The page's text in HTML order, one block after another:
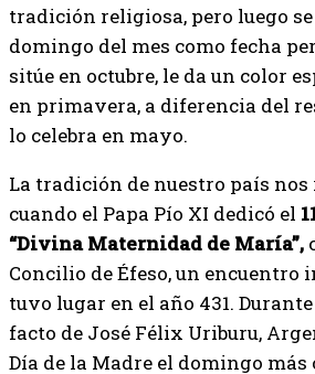
tradición religiosa, pero luego
domingo del mes como fecha
sitúe en octubre, le da un color
en primavera, a diferencia del
lo celebra en mayo.
La tradición de nuestro país nos
cuando el Papa Pío XI dedicó el
“Divina Maternidad de María”,
Concilio de Éfeso, un encuentro
tuvo lugar en el año 431.
facto de José Félix Uriburu,
Día de la Madre el domingo más